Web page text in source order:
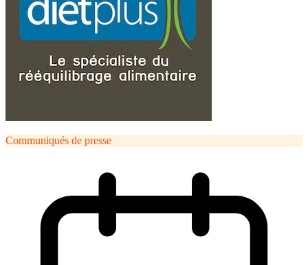
Communiqués de presse